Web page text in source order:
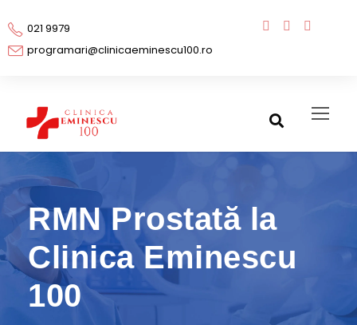
021 9979
programari@clinicaeminescu100.ro
RMN Prostată la
Clinica Eminescu
100